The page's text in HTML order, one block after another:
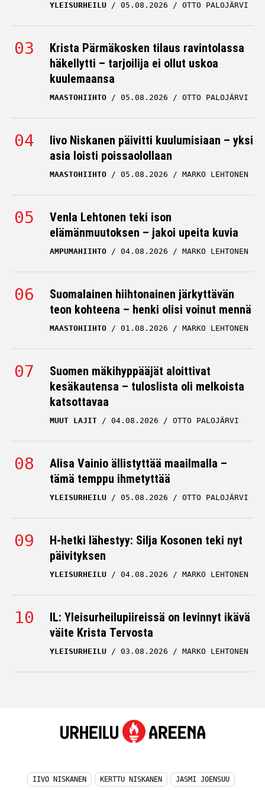
YLEISURHEILU 05.08.2026 OTTO PALOJÄRVI
Krista Pärmäkosken tilaus ravintolassa
häkellytti – tarjoilija ei ollut uskoa
kuulemaansa
MAASTOHIIHTO 05.08.2026 OTTO PALOJÄRVI
Iivo Niskanen päivitti kuulumisiaan – yksi
asia loisti poissaolollaan
MAASTOHIIHTO 05.08.2026 MARKO LEHTONEN
Venla Lehtonen teki ison
elämänmuutoksen – jakoi upeita kuvia
AMPUMAHIIHTO 04.08.2026 MARKO LEHTONEN
Suomalainen hiihtonainen järkyttävän
teon kohteena – henki olisi voinut mennä
MAASTOHIIHTO 01.08.2026 MARKO LEHTONEN
Suomen mäkihyppääjät aloittivat
kesäkautensa – tuloslista oli melkoista
katsottavaa
MUUT LAJIT 04.08.2026 OTTO PALOJÄRVI
Alisa Vainio ällistyttää maailmalla –
tämä temppu ihmetyttää
YLEISURHEILU 05.08.2026 OTTO PALOJÄRVI
H-hetki lähestyy: Silja Kosonen teki nyt
päivityksen
YLEISURHEILU 04.08.2026 MARKO LEHTONEN
IL: Yleisurheilupiireissä on levinnyt ikävä
väite Krista Tervosta
YLEISURHEILU 03.08.2026 MARKO LEHTONEN
IIVO NISKANEN KERTTU NISKANEN JASMI JOENSUU